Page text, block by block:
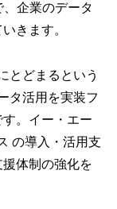
企業のデータ
きます。
とどまるという
タ活用を実装フ
。イー・エー
の導入・活用支
体制の強化を